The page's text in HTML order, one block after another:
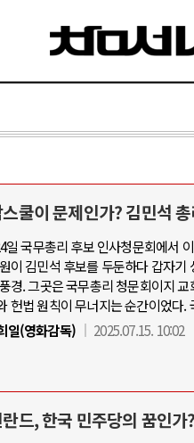
쿨이 문제인가? 김민석
일 국무총리 후보 인사청문회에서
이 김민석 후보를 두둔하다 갑자
경. 그곳은 국무총리 청문회이지
헌법 원칙이 무너지는 순간이었다.
일(영화감독)
2025.07.15. 10:02
드, 한국 민주당의 꿈인가?
토큰 시..
진보진영 ..
새로운 글로..
센터 확산..
전쟁의
EU·우
나토,
우크
러·우